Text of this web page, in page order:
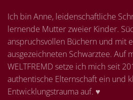
Ich bin Anne, leidenschaftliche
lernende Mutter zweier Kinder.
anspruchsvollen Büchern und mit
ausgezeichneten Schwarztee. Auf
WELTFREMD setze ich mich seit
authentische Elternschaft ein und
Entwicklungstrauma auf. ♥